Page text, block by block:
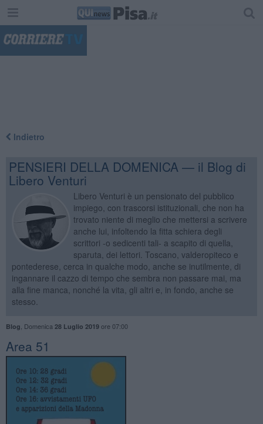
Indietro
PENSIERI DELLA DOMENICA — il Blog di
Libero Venturi
Libero Venturi è un pensionato del pubblico
impiego, con trascorsi istituzionali, che non ha
trovato niente di meglio che mettersi a scrivere
anche lui, infoltendo la fitta schiera degli
scrittori -o sedicenti tali- a scapito di quella,
sparuta, dei lettori. Toscano, valderopiteco e
pontederese, cerca in qualche modo, anche se inutilmente, di
ingannare il cazzo di tempo che sembra non passare mai, ma
alla fine manca, nonché la vita, gli altri e, in fondo, anche se
stesso.
Blog Domenica 28 Luglio 2019ore 07:00
​Area 51